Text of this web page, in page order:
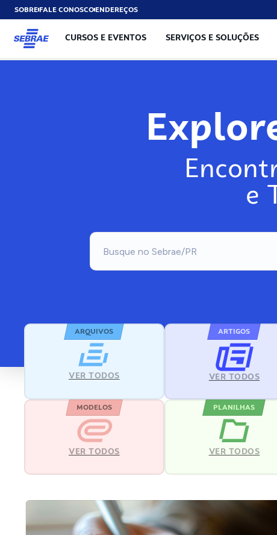
SOBREFALE CONOSCOENDEREÇOS
CURSOS E EVENTOS SERVIÇOS E SOLUÇÕES
e
ARQUIVOS
VER TODOS
ARTIGOS
VER TODOS
MODELOS
VER TODOS
PLANILHAS
VER TODOS